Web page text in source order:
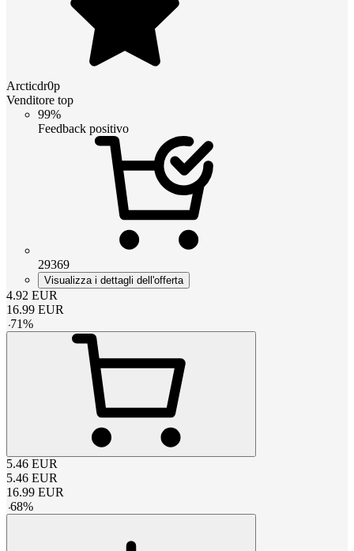
Arcticdr0p
Venditore top
99%
Feedback positivo
29369
Visualizza i dettagli dell'offerta
4.92 EUR
16.99 EUR
-71%
5.46 EUR
5.46 EUR
16.99 EUR
-68%